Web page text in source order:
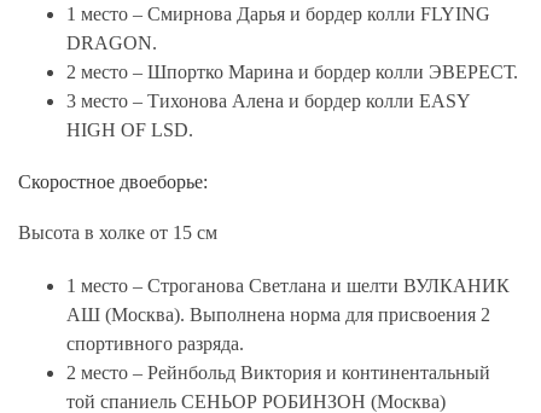
1 место – Смирнова Дарья и бордер колли FLYING
DRAGON.
2 место – Шпортко Марина и бордер колли ЭВЕРЕСТ.
3 место – Тихонова Алена и бордер колли EASY
HIGH OF LSD.
Скоростное двоеборье:
Высота в холке от 15 см
1 место – Строганова Светлана и шелти ВУЛКАНИК
АШ (Москва). Выполнена норма для присвоения 2
спортивного разряда.
2 место – Рейнбольд Виктория и континентальный
той спаниель СЕНЬОР РОБИНЗОН (Москва)